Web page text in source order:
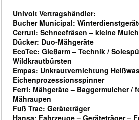
Univoit Vertragshändler:
Bucher Municipal:
Cerruti: Schneefräsen – kleine
Dücker: Duo-Mähgeräte
EcoTec: Gießarm – Technik /
Wildkrautbürsten
Empas: Unkrautvernichtung
Eichenprozessionsspinner
Ferri: Mähgeräte – Baggermulcher /
Mähraupen
Fuß Trac: Geräteträger
Hansa: Fahrzeuge – Geräteträger –